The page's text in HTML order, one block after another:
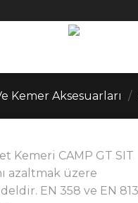
Kemer Aksesuarları /